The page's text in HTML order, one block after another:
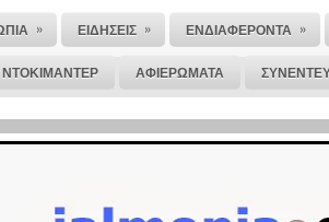
» ΕΙΔΗΣΕΙΣ » ΕΝΔΙΑΦΕΡΟΝΤΑ »
ΝΤΟΚΙΜΑΝΤΕΡ ΑΦΙΕΡΩΜΑΤΑ